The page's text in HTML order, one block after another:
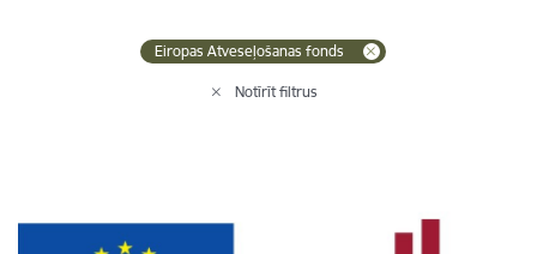
Eiropas Atveseļošanas fonds
Notīrīt filtrus